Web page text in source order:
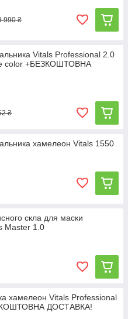
990 ₴
Vitals Professional 2.0
color +БЕЗКОШТОВНА
₴
хамелеон Vitals 1550
скла для маски
Master 1.0
хамелеон Vitals Professional
ДОСТАВКА!